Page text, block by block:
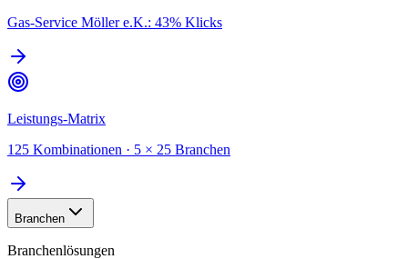
Gas-Service Möller e.K.: 43% Klicks
Leistungs-Matrix
125 Kombinationen · 5 × 25 Branchen
Branchen
Branchenlösungen